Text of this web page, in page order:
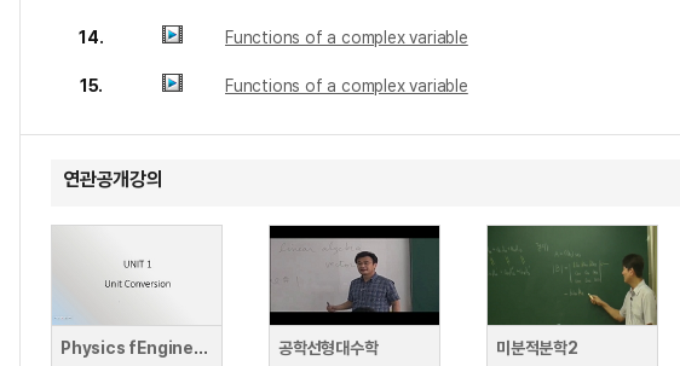
14. Functions of a complex variable
15. Functions of a complex variable
연관공개강의
Physics fEngineers
공학선형대수학
미분적분학2